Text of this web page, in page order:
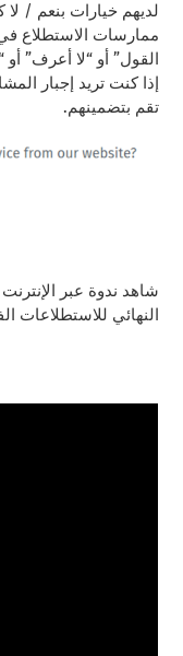
لديهم خيارات بنعم /
ممارسات الاستطلاع
القول” أو “لا أعرف”
إذا كنت تريد إجبار
تقم بتضمينهم.
شاهد ندوة عبر
النهائي للاستطلاعات